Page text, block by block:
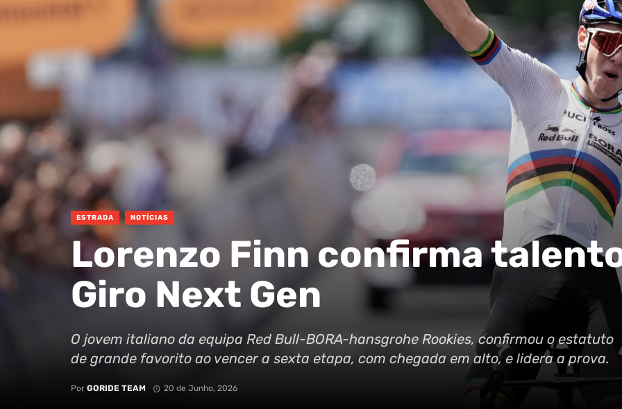
ESTRADA NOTÍCIAS
Lorenzo Finn confirma
Giro Next Gen
O jovem italiano da equipa Red Bull-BORA-hansgrohe Rookies, confirmou o estatuto
de grande favorito ao vencer a sexta etapa, com chegada em alto, e lidera a prova.
Por GORIDE TEAM 20 de Junho, 2026